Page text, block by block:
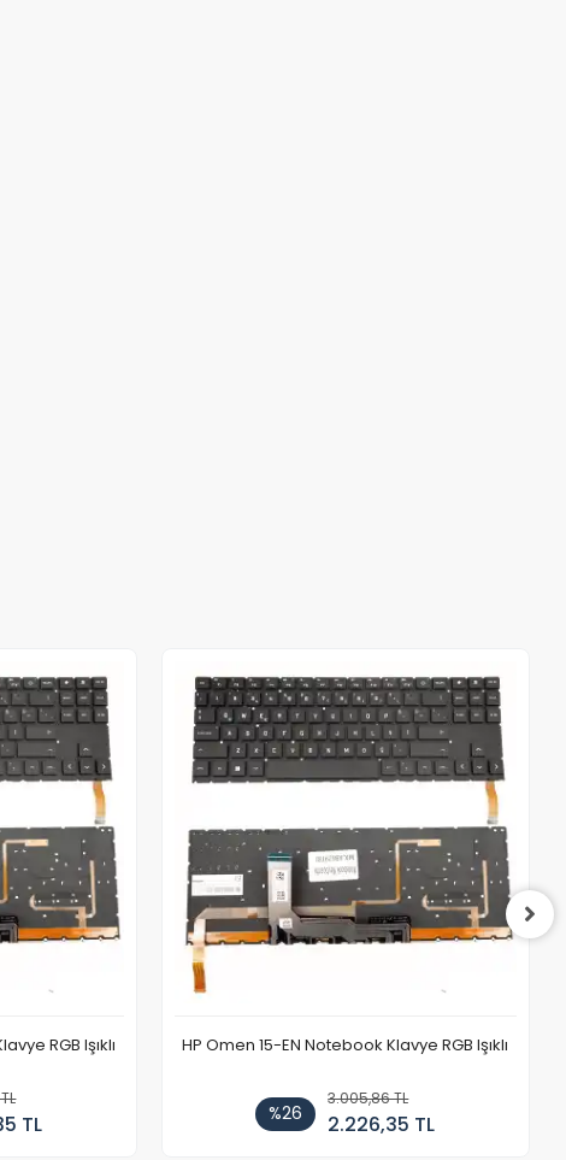
RGB Işıklı
TL
HP Omen 15-EN Notebook Klavye RGB Işıklı
%26
3.005,86 TL
2.226,35 TL